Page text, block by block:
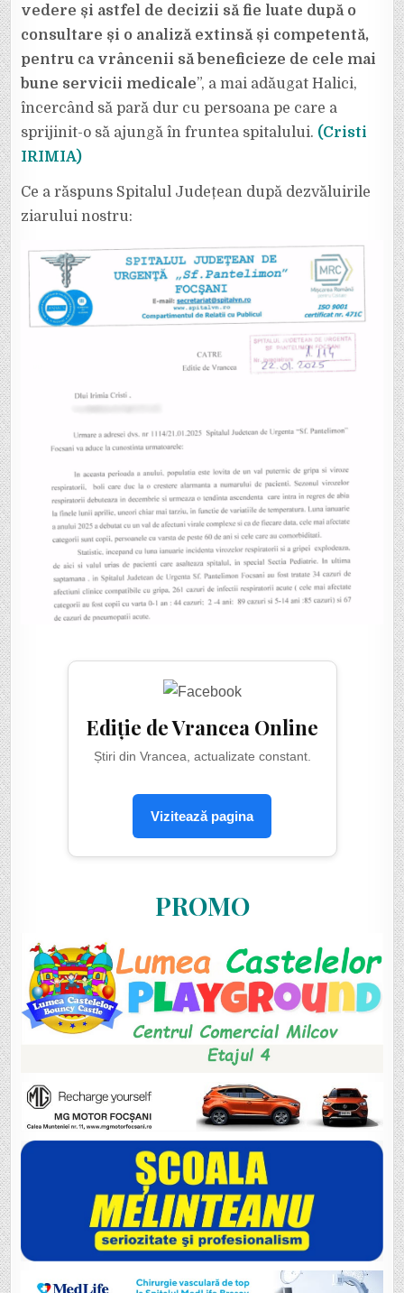
vedere și astfel de decizii să fie luate după o
consultare și o analiză extinsă și competentă,
pentru ca vrâncenii să beneficieze de cele mai
bune servicii medicale”, a mai adăugat Halici,
încercând să pară dur cu persoana pe care a
sprijinit-o să ajungă în fruntea spitalului. (Cristi
IRIMIA)
Ce a răspuns Spitalul Județean după dezvăluirile
ziarului nostru:
Ediție de Vrancea Online
Știri din Vrancea, actualizate constant.
Vizitează pagina
PROMO